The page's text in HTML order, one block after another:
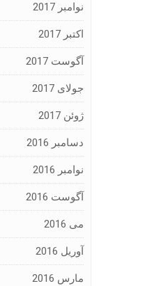
نوامبر 2017
اکتبر 2017
آگوست 2017
جولای 2017
ژوئن 2017
دسامبر 2016
نوامبر 2016
آگوست 2016
می 2016
آوریل 2016
مارس 2016